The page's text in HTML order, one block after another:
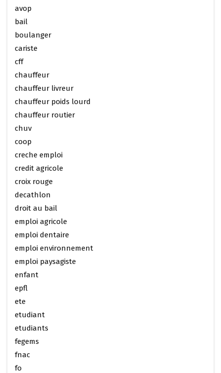
avop
bail
boulanger
cariste
cff
chauffeur
chauffeur livreur
chauffeur poids lourd
chauffeur routier
chuv
coop
creche emploi
credit agricole
croix rouge
decathlon
droit au bail
emploi agricole
emploi dentaire
emploi environnement
emploi paysagiste
enfant
epfl
ete
etudiant
etudiants
fegems
fnac
fo